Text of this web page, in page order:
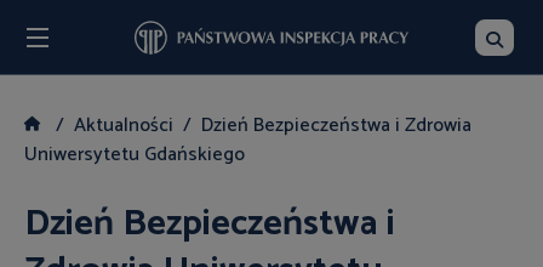
Aktualności
Dzień Bezpieczeństwa i Zdrowia
Uniwersytetu Gdańskiego
Dzień Bezpieczeństwa i
Szukaj